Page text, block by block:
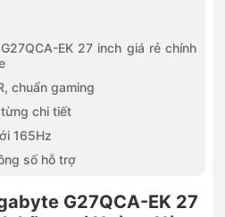
EK 27 inch giá rẻ chính
chuẩn gaming
chi tiết
165Hz
số hỗ trợ
G27QCA-EK 27